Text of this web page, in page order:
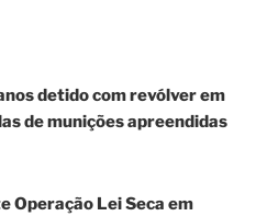
detido com revólver em
de munições apreendidas
Operação Lei Seca em